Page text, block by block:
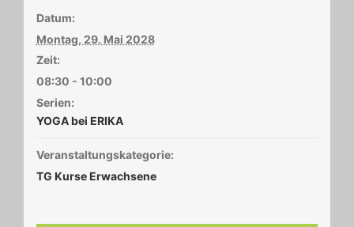
Datum:
Montag, 29. Mai 2028
Zeit:
08:30 - 10:00
Serien:
YOGA bei ERIKA
Veranstaltungskategorie:
TG Kurse Erwachsene